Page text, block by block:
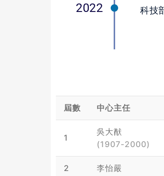
2022 科技
屆數 中心主任
1
吳大猷
(1907-2000)
2 李怡嚴